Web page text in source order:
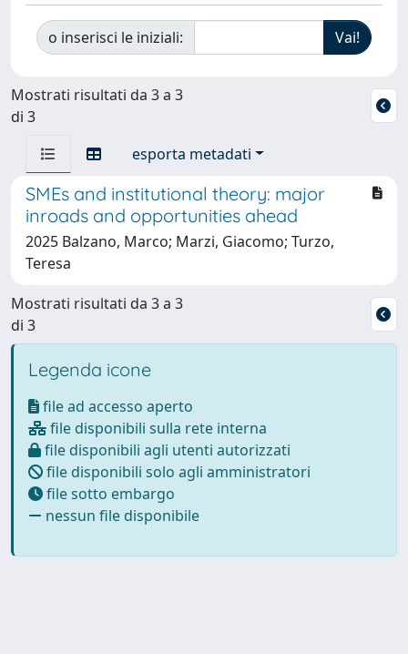
o inserisci le iniziali:
Mostrati risultati da 3 a 3
di 3
esporta metadati
SMEs and institutional theory: major
inroads and opportunities ahead
2025 Balzano, Marco; Marzi, Giacomo; Turzo,
Teresa
Mostrati risultati da 3 a 3
di 3
Legenda icone
file ad accesso aperto
file disponibili sulla rete interna
file disponibili agli utenti autorizzati
file disponibili solo agli amministratori
file sotto embargo
nessun file disponibile